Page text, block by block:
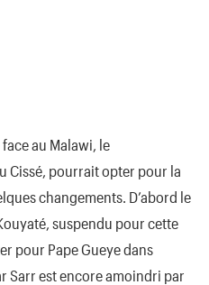
au Malawi, le
Cissé, pourrait opter pour la
changements. D’abord le
suspendu pour cette
pour Pape Gueye dans
Sarr est encore amoindri par